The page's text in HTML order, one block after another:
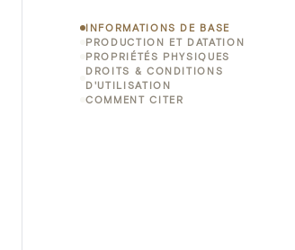
INFORMATIONS DE BASE
PRODUCTION ET DATATION
PROPRIÉTÉS PHYSIQUES
DROITS & CONDITIONS
D'UTILISATION
COMMENT CITER